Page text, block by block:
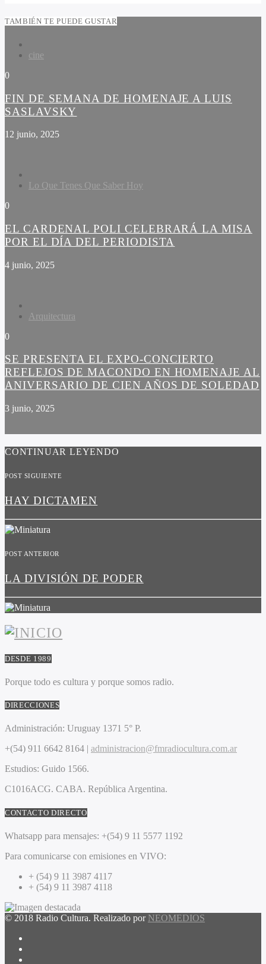
TAMBIÉN TE PUEDE GUSTAR
cine
0
FIN DE SEMANA DE HOMENAJE A LUIS
SASLAVSKY
12 junio, 2025
Lo Que Tenes Que Saber Hoy
0
EL CARDENAL POLI CELEBRARÁ LA MISA
POR EL DÍA DEL PERIODISTA
4 junio, 2025
Arquitectura
0
SE PRESENTA EL EXPO-CONCIERTO
REFLEJOS DE MACONDO EN HOMENAJE AL
ANIVERSARIO DE CIEN AÑOS DE SOLEDAD
3 junio, 2025
CONTINUAR LEYENDO
POST SIGUIENTE
HAY DICTAMEN
POST ANTERIOR
LA DIVISIÓN DE PODER
DESDE 1989
Porque todo es cultura y porque somos radio.
DIRECCIONES
Administración: Uruguay 1371 5° P.
+(54) 911 6642 8164 | administracion@fmradiocultura.com.ar
Estudios: Guido 1566.
C1016ACG. CABA. República Argentina.
CONTACTO DIRECTO
Whatsapp para mensajes: +(54) 9 11 5577 1192
Para comunicarse con emisiones en VIVO:
+ (54) 9 11 3987 4117
+ (54) 9 11 3987 4118
© 2018 Radio Cultura. Realizado por NEOMEDIOS